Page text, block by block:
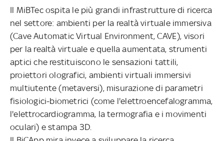
Il MiBTec ospita le più grandi infrastrutture di ricerca
nel settore: ambienti per la realtà virtuale immersiva
(Cave Automatic Virtual Environment, CAVE), visori
per la realtà virtuale e quella aumentata, strumenti
aptici che restituiscono le sensazioni tattili,
proiettori olografici, ambienti virtuali immersivi
multiutente (metaversi), misurazione di parametri
fisiologici-biometrici (come l'elettroencefalogramma,
l'elettrocardiogramma, la termografia e i movimenti
oculari) e stampa 3D.